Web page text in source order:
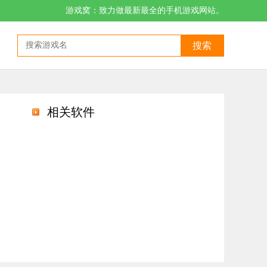
游戏窝：致力做最新最全的手机游戏网站。
搜索
读者所有需求，众多优质小说为你提供，大家随时都可以找到让自己
相关软件